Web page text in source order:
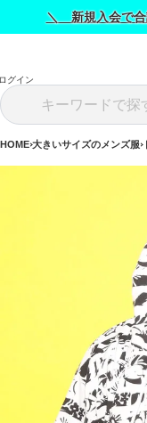
＼ 新規入会で
グイン
HOME 大きいサイズのメンズ服